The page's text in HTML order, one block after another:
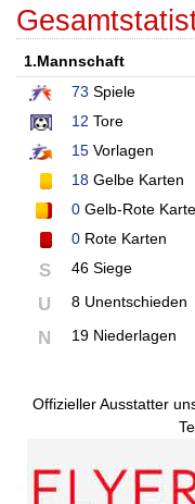
1.Mannschaft
73 Spiele
12 Tore
15 Vorlagen
18 Gelbe Karten
0 Gelb-Rote
0 Rote Karten
S 46 Siege
U 8 Unentschieden
N 19 Niederlagen
Offizieller Ausstatter